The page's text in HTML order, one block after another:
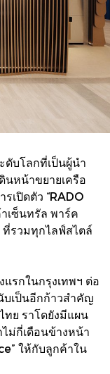
ดับโลกที่เป็นผู้นำ
นหน้าขยายเครือ
เปิดตัว “RADO
เซ็นทรัล พาร์ค
ที่รวมทุกไลฟ์สไตล์
รกในกรุงเทพฯ ต่อ
บเป็นอีกก้าวสำคัญ
ทย ราโดยังมีแผน
ม่กี่เดือนข้างหน้า
ให้กับลูกค้าใน